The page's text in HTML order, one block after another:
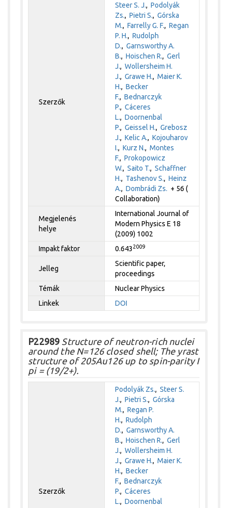
Szerzők
Steer S. J.,Podolyák
Zs.,Pietri S.,Górska
M.,Farrelly G. F.,Regan
P. H.,Rudolph
D.,Garnsworthy A.
B.,Hoischen R.,Gerl
J.,Wollersheim H.
J.,Grawe H.,Maier K.
H.,Becker
F.,Bednarczyk
P.,Cáceres
L.,Doornenbal
P.,Geissel H.,Grebosz
J.,Kelic A.,Kojouharov
I.,Kurz N.,Montes
F.,Prokopowicz
W.,Saito T.,Schaffner
H., Tashenov S.,Heinz
A.,Dombrádi Zs. + 56 (
Collaboration)
Megjelenés
helye
International Journal of
Modern Physics E 18
(2009) 1002
Impakt faktor
0.643 2009
Jelleg
Scientific paper,
proceedings
Témák
Nuclear Physics
Linkek
DOI
P22989 Structure of neutron-rich nuclei
around the N=126 closed shell; The yrast
structure of 205Au126 up to spin-parity I
pi = (19/2+).
Szerzők
Podolyák Zs.,Steer S.
J.,Pietri S.,Górska
M.,Regan P.
H.,Rudolph
D.,Garnsworthy A.
B.,Hoischen R.,Gerl
J.,Wollersheim H.
J.,Grawe H.,Maier K.
H.,Becker
F.,Bednarczyk
P.,Cáceres
L.,Doornenbal